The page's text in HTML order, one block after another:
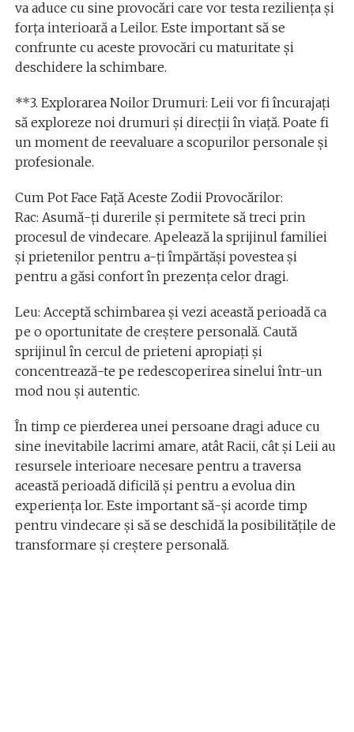
va aduce cu sine provocări care vor testa reziliența și
forța interioară a Leilor. Este important să se
confrunte cu aceste provocări cu maturitate și
deschidere la schimbare.
**3. Explorarea Noilor Drumuri: Leii vor fi încurajați
să exploreze noi drumuri și direcții în viață. Poate fi
un moment de reevaluare a scopurilor personale și
profesionale.
Cum Pot Face Față Aceste Zodii Provocărilor:
Rac: Asumă-ți durerile și permitete să treci prin
procesul de vindecare. Apelează la sprijinul familiei
și prietenilor pentru a-ți împărtăși povestea și
pentru a găsi confort în prezența celor dragi.
Leu: Acceptă schimbarea și vezi această perioadă ca
pe o oportunitate de creștere personală. Caută
sprijinul în cercul de prieteni apropiați și
concentrează-te pe redescoperirea sinelui într-un
mod nou și autentic.
În timp ce pierderea unei persoane dragi aduce cu
sine inevitabile lacrimi amare, atât Racii, cât și Leii au
resursele interioare necesare pentru a traversa
această perioadă dificilă și pentru a evolua din
experiența lor. Este important să-și acorde timp
pentru vindecare și să se deschidă la posibilitățile de
transformare și creștere personală.